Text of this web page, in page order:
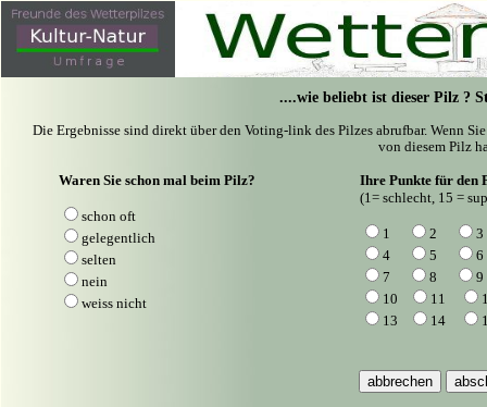
....wie beliebt ist dieser Pilz ?
Die Ergebnisse sind direkt über den Voting-link des Pilzes abrufbar. Wenn
von diesem Pilz
Waren Sie schon mal beim Pilz?
schon oft
gelegentlich
selten
nein
weiss nicht
Ihre Punkte für den
(1= schlecht, 15 =
1 2
3
4
5
6
7
8
9
10
11
13
14